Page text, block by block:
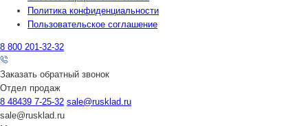
Политика конфиденциальности
Пользовательское соглашение
8 800 201-32-32
Заказать обратный звонок
Отдел продаж
8 48439 7-25-32 sale@rusklad.ru
sale@rusklad.ru